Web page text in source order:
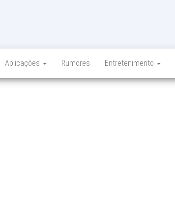
Aplicações Rumores Entretenimento